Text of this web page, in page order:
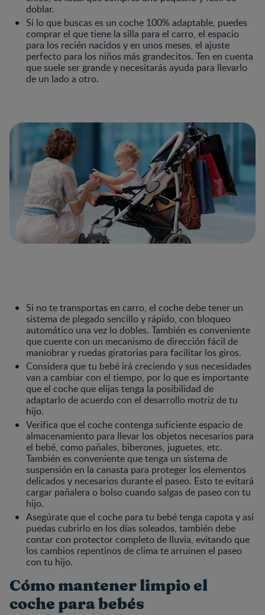
doblar.
Si lo que buscas es un coche 100% adaptable, puedes
comprar el que tiene la silla para el carro, el espacio
para los recién nacidos y en unos meses, el ajuste
perfecto para los niños más grandecitos. Ten en cuenta
que suele ser grande y necesitarás ayuda para llevarlo
de un lado a otro.
Si no te transportas en carro, el coche debe tener un
sistema de plegado sencillo y rápido, con bloqueo
automático una vez lo dobles. También es conveniente
que cuente con un mecanismo de dirección fácil de
maniobrar y ruedas giratorias para facilitar los giros.
Considera que tu bebé irá creciendo y sus necesidades
van a cambiar con el tiempo, por lo que es importante
que el coche que elijas tenga la posibilidad de
adaptarlo de acuerdo con el desarrollo motriz de tu
hijo.
Verifica que el coche contenga suficiente espacio de
almacenamiento para llevar los objetos necesarios para
el bebé, como pañales, biberones, juguetes, etc.
También es conveniente que tenga un sistema de
suspensión en la canasta para proteger los elementos
delicados y necesarios durante el paseo. Esto te evitará
cargar pañalera o bolso cuando salgas de paseo con tu
hijo.
Asegúrate que el coche para tu bebé tenga capota y así
puedas cubrirlo en los días soleados, también debe
contar con protector completo de lluvia, evitando que
los cambios repentinos de clima te arruinen el paseo
con tu hijo.
Cómo mantener limpio el
coche para bebés